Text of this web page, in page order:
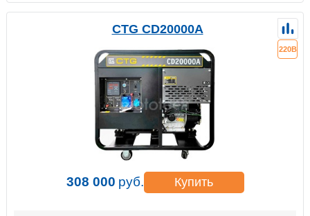
CTG CD20000A
220В
308 000 руб. Купить